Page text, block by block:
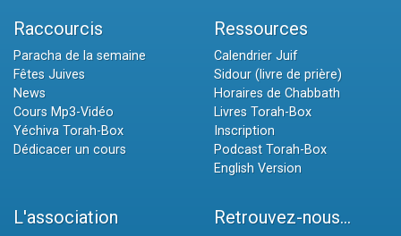
Raccourcis
Paracha de la semaine
Fêtes Juives
News
Cours Mp3-Vidéo
Yéchiva Torah-Box
Dédicacer un cours
Ressources
Calendrier Juif
Sidour (livre de prière)
Horaires de Chabbath
Livres Torah-Box
Inscription
Podcast Torah-Box
English Version
L'association Retrouvez-nous...